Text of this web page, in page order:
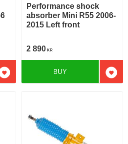
Add to favorites
Performance shock
absorber Mini R55 2006-
2015 Left front
2 890 KR
Add
BUY